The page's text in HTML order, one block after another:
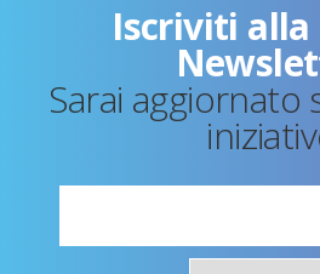
Iscriviti
Sarai aggiornato